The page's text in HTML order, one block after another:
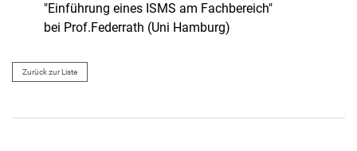
"Einführung eines ISMS am Fachbereich"
bei Prof.Federrath (Uni Hamburg)
Zurück zur Liste